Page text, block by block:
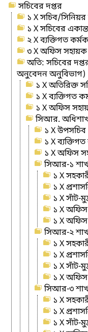
সচিবের দপ্তর
১ X সচিব/
১ X সচিবের
২ X ব্যক্তিগত
৩ X অফিস সহায়ক
অতি: সচিবের
অনুবেদন অনুবিভাগ)
১ X অতিরিক্ত
১ X ব্যক্তিগত
১ X অফিস
সিআর.
১ X উপসচিব
১ X ব্যক্তিগত
১ X অফিস
সিআর-১
১ X
১ X
১ X সাঁট-
১ X অফিস
১ X
সিআর-২
১ X
১ X
১ X সাঁট-
১ X
সিআর-৩
১ X
১ X
১ X সাঁট-